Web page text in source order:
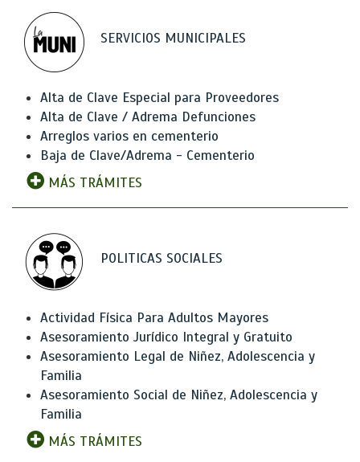
SERVICIOS MUNICIPALES
Alta de Clave Especial para Proveedores
Alta de Clave / Adrema Defunciones
Arreglos varios en cementerio
Baja de Clave/Adrema - Cementerio
MÁS TRÁMITES
POLITICAS SOCIALES
Actividad Física Para Adultos Mayores
Asesoramiento Jurídico Integral y Gratuito
Asesoramiento Legal de Niñez, Adolescencia y
Familia
Asesoramiento Social de Niñez, Adolescencia y
Familia
MÁS TRÁMITES